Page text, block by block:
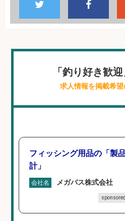
「釣り好き歓
求人情報を掲載希
フィッシング用品の「製
計」
会社名 メガバス株式会社